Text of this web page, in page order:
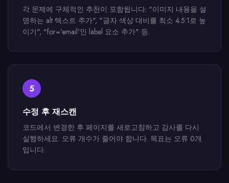
각 문제에 구체적인 추천이 포함됩니다: "이미지 내용을 설
명하는 alt 텍스트 추가", "글자 색상 대비를 최소 4.5:1로 높
이기", "for='email'인 label 요소 추가" 등.
5
수정 후 재스캔
코드에서 변경한 후 페이지를 새로고침하고 감사를 다시
실행하세요. 오류 개수가 줄어야 합니다. 목표는 오류 0개
입니다.